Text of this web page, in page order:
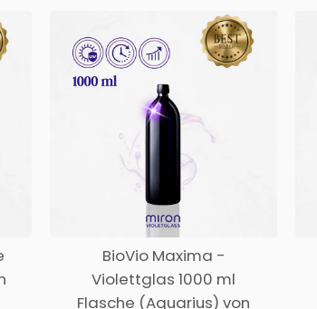
BioVio Maxima -
Violettglas 1000 ml
Flasche (Aquarius) von